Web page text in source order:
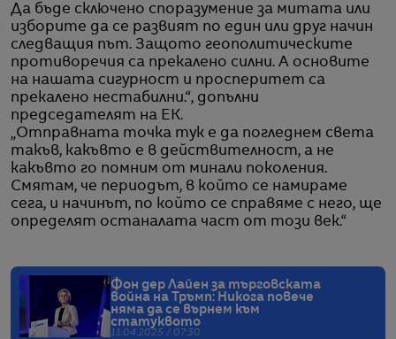
Да бъде сключено споразумение за митата или
изборите да се развият по един или друг начин
следващия път. Защото геополитическите
противоречия са прекалено силни. А основите
на нашата сигурност и просперитет са
прекалено нестабилни.“, допълни
председателят на ЕК.
„Отправната точка тук е да погледнем света
такъв, какъвто е в действителност, а не
какъвто го помним от минали поколения.
Смятам, че периодът, в който се намираме
сега, и начинът, по който се справяме с него, ще
определят останалата част от този век.“
Фон дер Лайен за търговската
война на Тръмп: Никога повече
няма да се върнем към
статуквото
11.04.2025 / 07:30